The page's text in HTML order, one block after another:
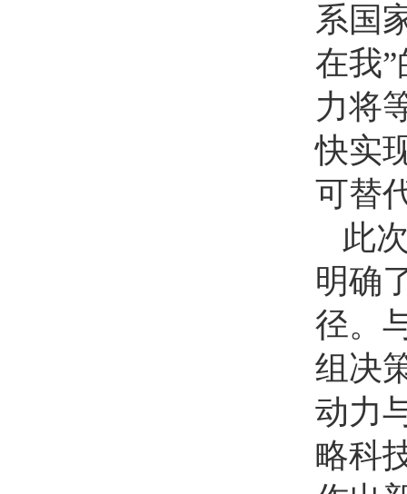
系国
在我
力将
快实
可替
此
明确
径。
组决
动力
略科